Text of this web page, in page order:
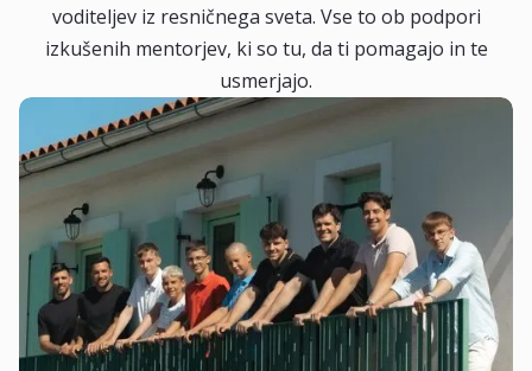
voditeljev iz resničnega sveta. Vse to ob podpori
izkušenih mentorjev, ki so tu, da ti pomagajo in te
usmerjajo.